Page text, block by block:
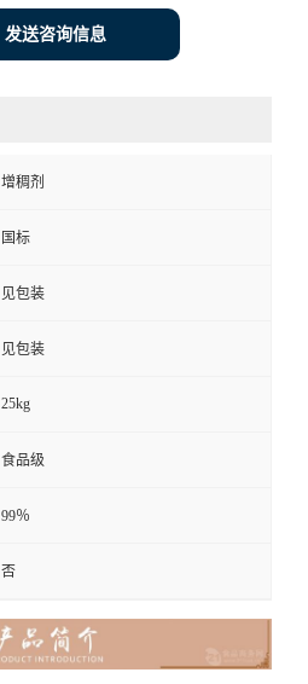
发送咨询信息
增稠剂
国标
见包装
见包装
25kg
食品级
99％
否